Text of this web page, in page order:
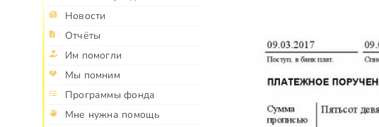
Новости
Отчёты
Им помогли
Мы помним
Программы фонда
Мне нужна помощь